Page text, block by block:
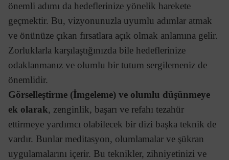
önemli adımı da hedeflerinize yönelik harekete
geçmektir. Bu, vizyonunuzla uyumlu adımlar atmak
ve önünüze çıkan fırsatlara açık olmak anlamına gelir.
Zorluklarla karşılaştığınızda bile hedeflerinize
odaklanmanız ve olumlu bir tutum sergilemeniz de
önemlidir.
Görselleştirme (İmgeleme) ve olumlu düşünmeye
ek olarak, zenginlik, başarı ve refahı tezahür
ettirmeye yardımcı olabilecek bir dizi başka teknik de
vardır. Bunlar meditasyon, olumlamalar ve şükran
uygulamalarını içerir. Bu teknikler, zihniyetinizi ve